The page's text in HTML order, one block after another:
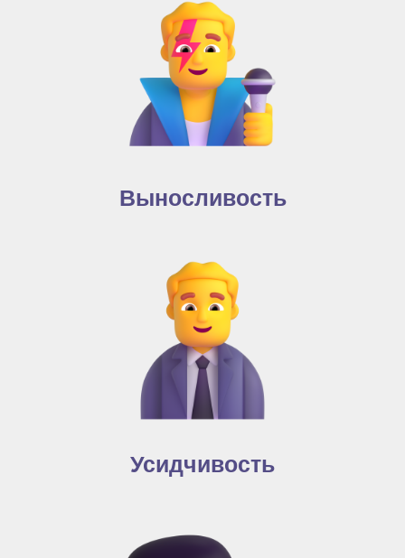
Выносливость
Усидчивость